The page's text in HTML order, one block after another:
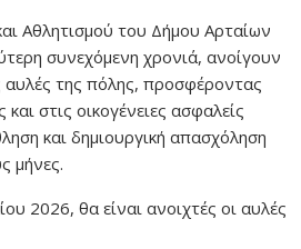
Αθλητισμού του Δήμου Αρταίων
συνεχόμενη χρονιά, ανοίγουν
αυλές της πόλης, προσφέροντας
στις οικογένειες ασφαλείς
και δημιουργική απασχόληση
μήνες.
2026, θα είναι ανοιχτές οι αυλές